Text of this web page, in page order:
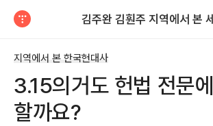
김주완 김훤주 지역에서 본
지역에서 본 한국현대사
3.15의거도 헌법 전문
할까요?